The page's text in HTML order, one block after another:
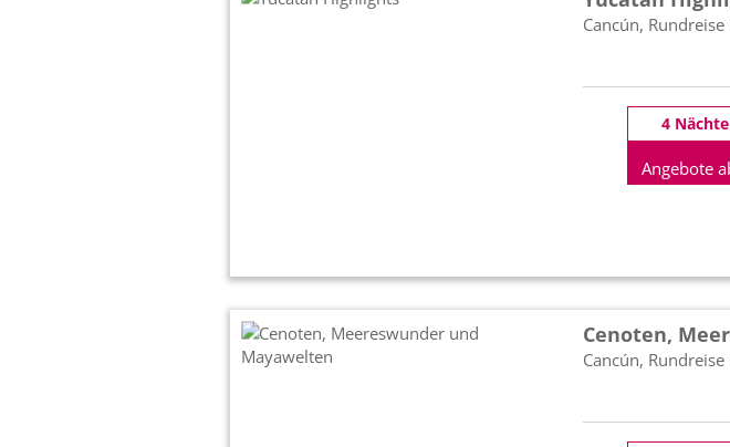
Cancún,
4
Angebote
Cenoten,
Cancún,